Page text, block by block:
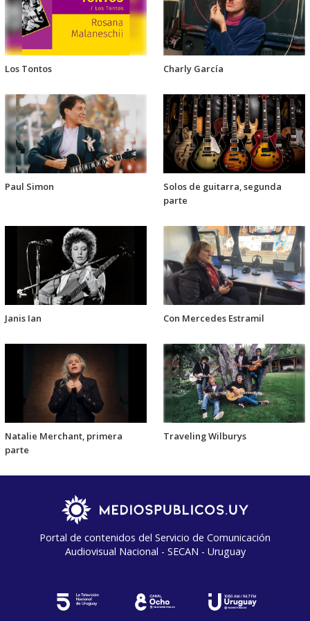
Los Tontos Charly García
Paul Simon
Solos de guitarra, segunda
parte
Janis Ian Con Mercedes Estramil
Natalie Merchant, primera
parte
Traveling Wilburys
Portal de contenidos del Servicio de Comunicación
Audiovisual Nacional - SECAN - Uruguay